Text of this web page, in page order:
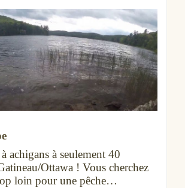
achigans à seulement 40
Ottawa ! Vous cherchez
loin pour une pêche…